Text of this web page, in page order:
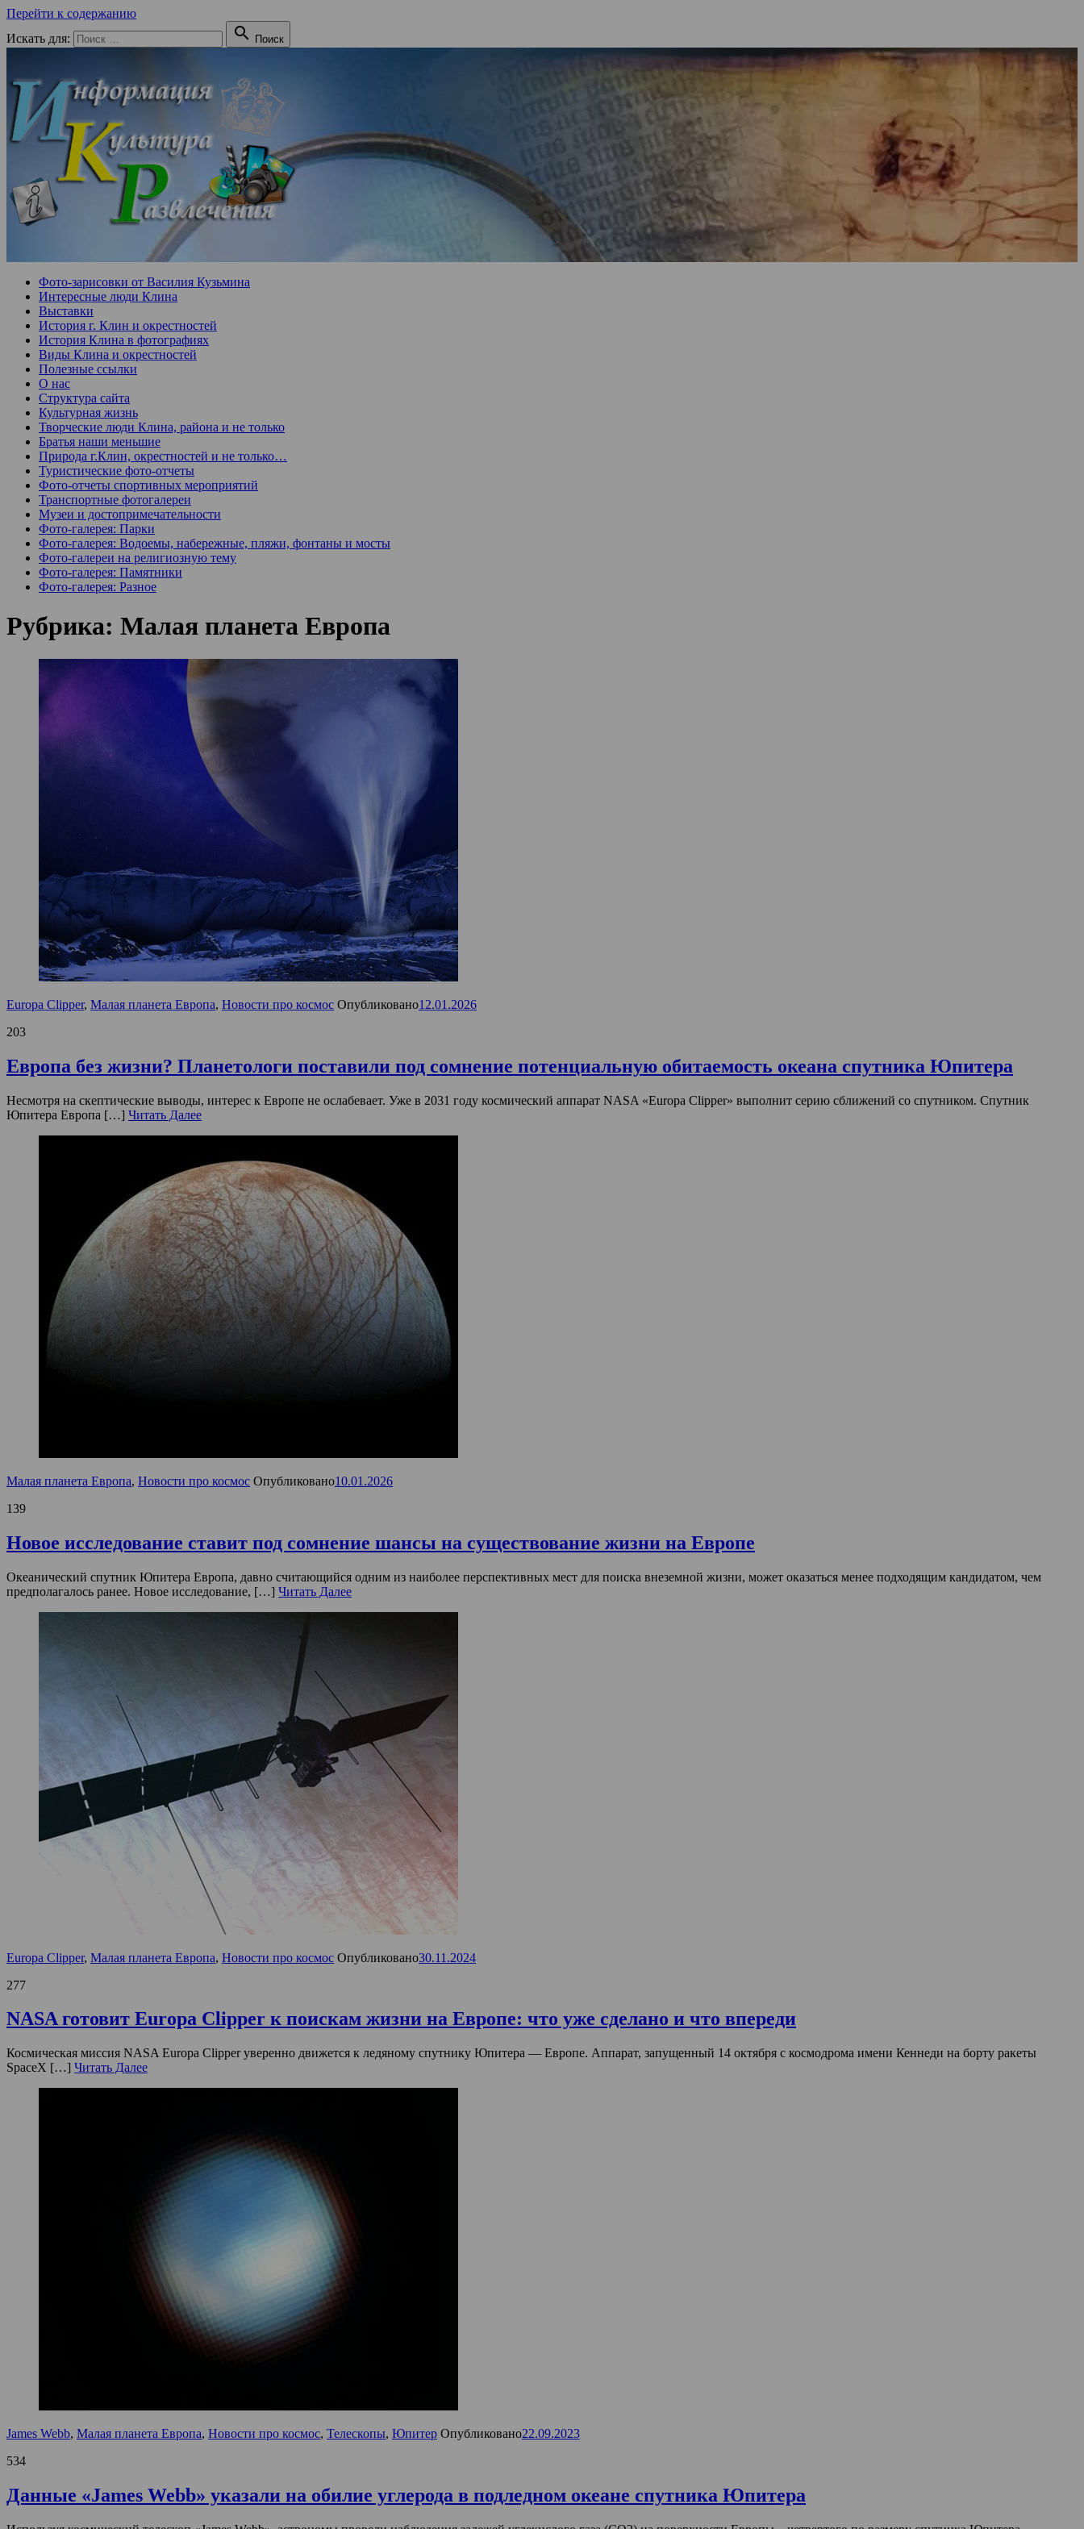
Перейти к содержанию
Искать для:
 Поиск
Фото-зарисовки от Василия Кузьмина
Интересные люди Клина
Выставки
История г. Клин и окрестностей
История Клина в фотографиях
Виды Клина и окрестностей
Полезные ссылки
О нас
Структура сайта
Культурная жизнь
Творческие люди Клина, района и не только
Братья наши меньшие
Природа г.Клин, окрестностей и не только…
Туристические фото-отчеты
Фото-отчеты спортивных мероприятий
Транспортные фотогалереи
Музеи и достопримечательности
Фото-галерея: Парки
Фото-галерея: Водоемы, набережные, пляжи, фонтаны и мосты
Фото-галереи на религиозную тему
Фото-галерея: Памятники
Фото-галерея: Разное
Рубрика: Малая планета Европа
Europa Clipper, Малая планета Европа, Новости про космос Опубликовано12.01.2026
203
Европа без жизни? Планетологи поставили под сомнение потенциальную обитаемость океана спутника Юпитера
Несмотря на скептические выводы, интерес к Европе не ослабевает. Уже в 2031 году космический аппарат NASA «Europa Clipper» выполнит серию сближений со спутником. Спутник
Юпитера Европа […] Читать Далее
Малая планета Европа, Новости про космос Опубликовано10.01.2026
139
Новое исследование ставит под сомнение шансы на существование жизни на Европе
Океанический спутник Юпитера Европа, давно считающийся одним из наиболее перспективных мест для поиска внеземной жизни, может оказаться менее подходящим кандидатом, чем
предполагалось ранее. Новое исследование, […] Читать Далее
Europa Clipper, Малая планета Европа, Новости про космос Опубликовано30.11.2024
277
NASA готовит Europa Clipper к поискам жизни на Европе: что уже сделано и что впереди
Космическая миссия NASA Europa Clipper уверенно движется к ледяному спутнику Юпитера — Европе. Аппарат, запущенный 14 октября с космодрома имени Кеннеди на борту ракеты
SpaceX […] Читать Далее
James Webb, Малая планета Европа, Новости про космос, Телескопы, Юпитер Опубликовано22.09.2023
534
Данные «James Webb» указали на обилие углерода в подледном океане спутника Юпитера